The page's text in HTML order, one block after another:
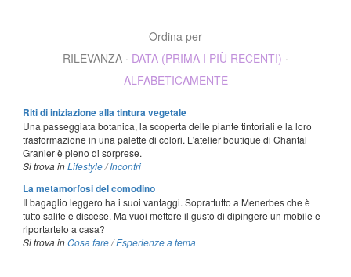
Ordina per
RILEVANZA · DATA (PRIMA I PIÙ RECENTI) ·
ALFABETICAMENTE
Riti di iniziazione alla tintura vegetale
Una passeggiata botanica, la scoperta delle piante tintoriali e la loro
trasformazione in una palette di colori. L'atelier boutique di Chantal
Granier è pieno di sorprese.
Si trova in Lifestyle /Incontri
La metamorfosi del comodino
Il bagaglio leggero ha i suoi vantaggi. Soprattutto a Menerbes che è
tutto salite e discese. Ma vuoi mettere il gusto di dipingere un mobile e
riportartelo a casa?
Si trova in Cosa fare /Esperienze a tema